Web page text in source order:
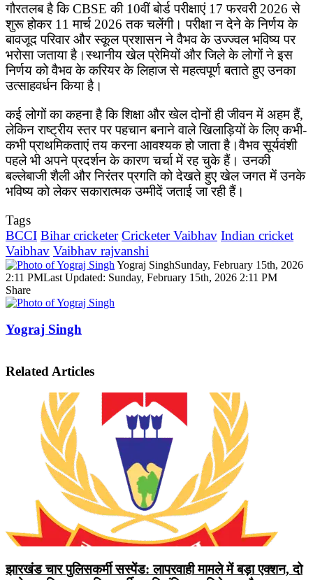
गौरतलब है कि CBSE की 10वीं बोर्ड परीक्षाएं 17 फरवरी 2026 से
शुरू होकर 11 मार्च 2026 तक चलेंगी। परीक्षा न देने के निर्णय के
बावजूद परिवार और स्कूल प्रशासन ने वैभव के उज्ज्वल भविष्य पर
भरोसा जताया है।स्थानीय खेल प्रेमियों और जिले के लोगों ने इस
निर्णय को वैभव के करियर के लिहाज से महत्वपूर्ण बताते हुए उनका
उत्साहवर्धन किया है।
कई लोगों का कहना है कि शिक्षा और खेल दोनों ही जीवन में अहम हैं,
लेकिन राष्ट्रीय स्तर पर पहचान बनाने वाले खिलाड़ियों के लिए कभी-
कभी प्राथमिकताएं तय करना आवश्यक हो जाता है।वैभव सूर्यवंशी
पहले भी अपने प्रदर्शन के कारण चर्चा में रह चुके हैं। उनकी
बल्लेबाजी शैली और निरंतर प्रगति को देखते हुए खेल जगत में उनके
भविष्य को लेकर सकारात्मक उम्मीदें जताई जा रही हैं।
Tags
BCCI Bihar cricketer Cricketer Vaibhav Indian cricket
Vaibhav Vaibhav rajvanshi
Yograj SinghSunday, February 15th, 2026
2:11 PMLast Updated: Sunday, February 15th, 2026 2:11 PM
Share
Facebook
X
LinkedIn
Pinterest
WhatsApp
Telegram
Yograj Singh
Related Articles
झारखंड चार पुलिसकर्मी सस्पेंड: लापरवाही मामले में बड़ा एक्शन, दो